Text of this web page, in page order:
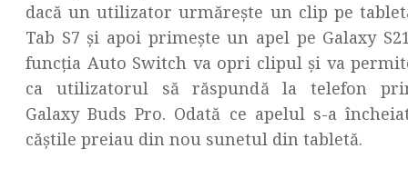
dacă un utilizator urmărește un clip pe
Tab S7 și apoi primește un apel pe Galaxy
funcția Auto Switch va opri clipul și va
ca utilizatorul să răspundă la telefon
Galaxy Buds Pro. Odată ce apelul s-a
căștile preiau din nou sunetul din tabletă.